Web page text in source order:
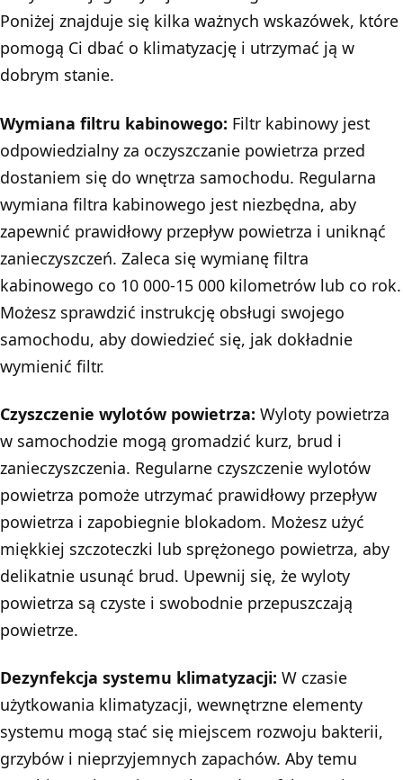
Poniżej znajduje się kilka ważnych wskazówek, które
pomogą Ci dbać o klimatyzację i utrzymać ją w
dobrym stanie.
Wymiana filtru kabinowego: Filtr kabinowy jest
odpowiedzialny za oczyszczanie powietrza przed
dostaniem się do wnętrza samochodu. Regularna
wymiana filtra kabinowego jest niezbędna, aby
zapewnić prawidłowy przepływ powietrza i uniknąć
zanieczyszczeń. Zaleca się wymianę filtra
kabinowego co 10 000-15 000 kilometrów lub co rok.
Możesz sprawdzić instrukcję obsługi swojego
samochodu, aby dowiedzieć się, jak dokładnie
wymienić filtr.
Czyszczenie wylotów powietrza: Wyloty powietrza
w samochodzie mogą gromadzić kurz, brud i
zanieczyszczenia. Regularne czyszczenie wylotów
powietrza pomoże utrzymać prawidłowy przepływ
powietrza i zapobiegnie blokadom. Możesz użyć
miękkiej szczoteczki lub sprężonego powietrza, aby
delikatnie usunąć brud. Upewnij się, że wyloty
powietrza są czyste i swobodnie przepuszczają
powietrze.
Dezynfekcja systemu klimatyzacji: W czasie
użytkowania klimatyzacji, wewnętrzne elementy
systemu mogą stać się miejscem rozwoju bakterii,
grzybów i nieprzyjemnych zapachów. Aby temu